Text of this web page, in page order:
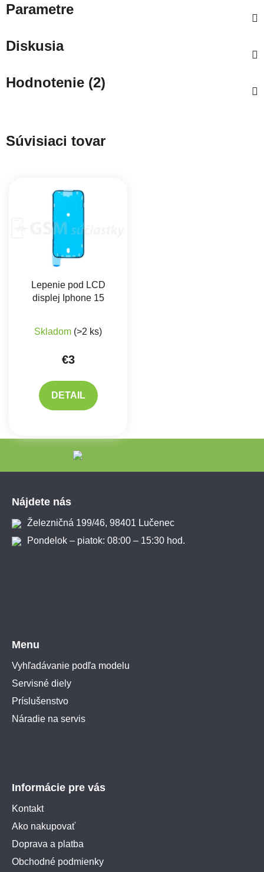
Parametre
Diskusia
Hodnotenie (2)
Súvisiaci tovar
Lepenie pod LCD
displej Iphone 15
Skladom (>2 ks)
€3
DETAIL
Nájdete nás
Železničná 199/46, 98401 Lučenec
Pondelok – piatok: 08:00 – 15:30 hod.
Menu
Vyhľadávanie podľa modelu
Servisné diely
Príslušenstvo
Náradie na servis
Informácie pre vás
Kontakt
Ako nakupovať
Doprava a platba
Obchodné podmienky